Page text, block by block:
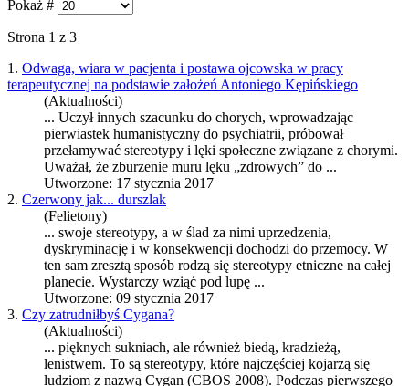
Pokaż #
Strona 1 z 3
1. Odwaga, wiara w pacjenta i postawa ojcowska w pracy
terapeutycznej na podstawie założeń Antoniego Kępińskiego
(Aktualności)
... Uczył innych szacunku do chorych, wprowadzając
pierwiastek humanistyczny do psychiatrii, próbował
przełamywać stereotypy i lęki społeczne związane z chorymi.
Uważał, że zburzenie muru lęku „zdrowych” do ...
Utworzone: 17 stycznia 2017
2. Czerwony jak... durszlak
(Felietony)
... swoje stereotypy, a w ślad za nimi uprzedzenia,
dyskryminację i w konsekwencji dochodzi do przemocy. W
ten sam zresztą sposób rodzą się stereotypy etniczne na całej
planecie. Wystarczy wziąć pod lupę ...
Utworzone: 09 stycznia 2017
3. Czy zatrudniłbyś Cygana?
(Aktualności)
... pięknych sukniach, ale również biedą, kradzieżą,
lenistwem. To są stereotypy, które najczęściej kojarzą się
ludziom z nazwą Cygan (CBOS 2008). Podczas pierwszego